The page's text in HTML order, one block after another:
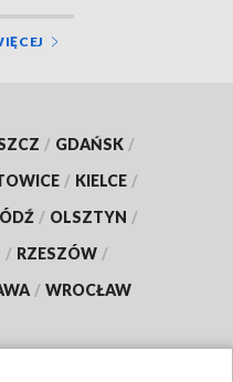
/ GDAŃSK /
/ KIELCE /
/ OLSZTYN /
/ RZESZÓW /
/ WROCŁAW